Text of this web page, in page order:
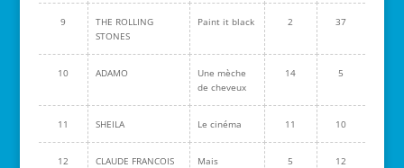
9
THE ROLLING
STONES
Paint it black 2 37
10 ADAMO
Une mèche
de cheveux
14 5
11 SHEILA Le cinéma 11 10
12 CLAUDE FRANCOIS
Mais
5 12